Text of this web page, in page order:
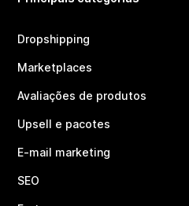
Dropshipping
Marketplaces
Avaliações de produtos
Upsell e pacotes
E-mail marketing
SEO